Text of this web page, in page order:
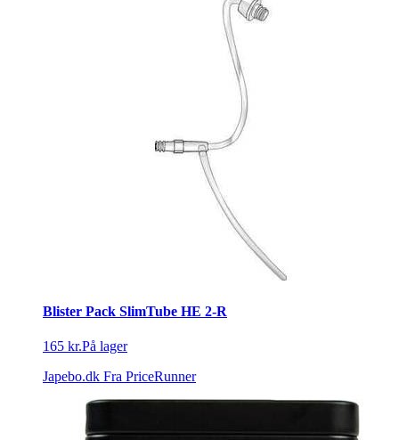
Blister Pack SlimTube HE 2-R
165 kr.På lager
Japebo.dk Fra PriceRunner